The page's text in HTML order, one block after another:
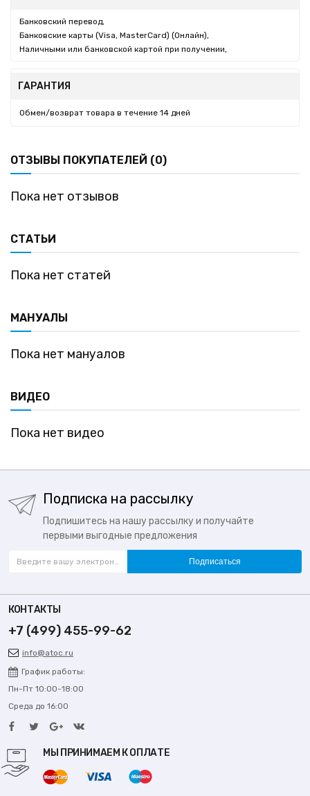
Банковский перевод,
Банковские карты (Visa, MasterCard) (Онлайн),
Наличными или банковской картой при получении,
ГАРАНТИЯ
Обмен/возврат товара в течение 14 дней
ОТЗЫВЫ ПОКУПАТЕЛЕЙ (0)
Пока нет отзывов
СТАТЬИ
Пока нет статей
МАНУАЛЫ
Пока нет мануалов
ВИДЕО
Пока нет видео
Подписка на рассылку
Подпишитесь на нашу рассылку и получайте
первыми выгодные предложения
Подписаться
КОНТАКТЫ
+7 (499) 455-99-62
info@atoc.ru
График работы:
Пн-Пт 10:00-18:00
Среда до 16:00
МЫ ПРИНИМАЕМ К ОПЛАТЕ